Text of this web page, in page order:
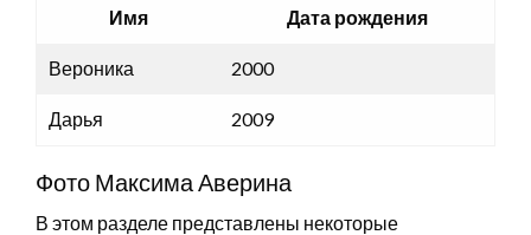
Имя Дата рождения
Вероника 2000
Дарья 2009
Фото Максима Аверина
В этом разделе представлены некоторые